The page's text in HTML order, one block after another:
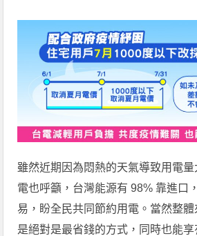
雖然近期因為悶熱的天氣導致用電
電也呼籲，台灣能源有 98% 靠進口
易，盼全民共同節約用電。當然整
是絕對是最省錢的方式，同時也能